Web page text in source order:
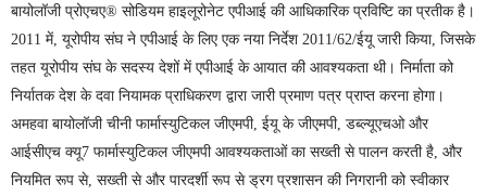
बायोलॉजी प्रोएचए® सोडियम हाइलूरोनेट एपीआई की आधिकारिक प्रविष्टि का प्रतीक है।
2011 में, यूरोपीय संघ ने एपीआई के लिए एक नया निर्देश 2011/62/ईयू जारी किया, जिसके
तहत यूरोपीय संघ के सदस्य देशों में एपीआई के आयात की आवश्यकता थी। निर्माता को
निर्यातक देश के दवा नियामक प्राधिकरण द्वारा जारी प्रमाण पत्र प्राप्त करना होगा।
अमहवा बायोलॉजी चीनी फार्मास्युटिकल जीएमपी, ईयू के जीएमपी, डब्ल्यूएचओ और
आईसीएच क्यू7 फार्मास्युटिकल जीएमपी आवश्यकताओं का सख्ती से पालन करती है, और
नियमित रूप से, सख्ती से और पारदर्शी रूप से ड्रग प्रशासन की निगरानी को स्वीकार